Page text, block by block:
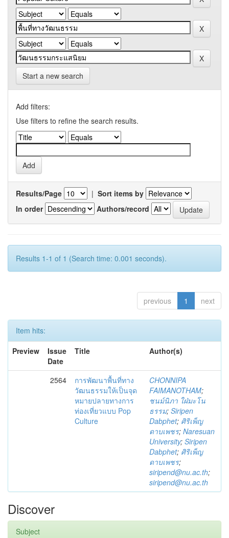
Start a new search
Add filters:
Use filters to refine the search results.
Results/Page | Sort items by
In order
Authors/record
Results 1-1 of 1 (Search time: 0.001 seconds).
previous 1 next
Item hits:
Preview
Issue
Date
Title Author(s)
2564
การพัฒนาพื้นที่ทาง
วัฒนธรรมให้เป็นจุด
หมายปลายทางการ
ท่องเที่ยวแบบ Pop
Culture
CHONNIPA
FAIMANOTHAM;
ชนม์นิภา ใฝ่มะโน
ธรรม; Siripen
Dabphet; ศิริเพ็ญ
ดาบเพชร; Naresuan
University; Siripen
Dabphet; ศิริเพ็ญ
ดาบเพชร;
siripend@nu.ac.th;
siripend@nu.ac.th
Discover
Subject